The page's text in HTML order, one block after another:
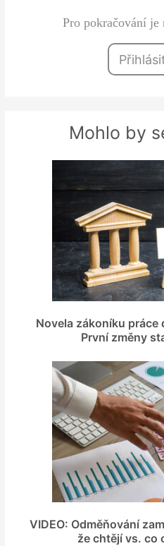
Pro pokračování je
Mohlo by
Novela zákoníku
První změny
VIDEO: Odměňování
že chtějí vs. co